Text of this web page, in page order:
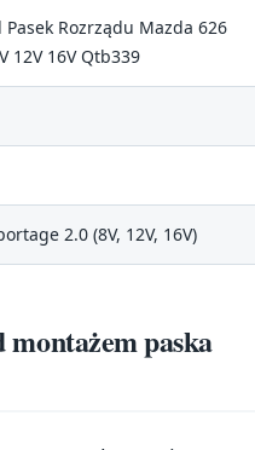
Rozrządu Mazda 626
12V 16V Qtb339
2.0 (8V, 12V, 16V)
paska